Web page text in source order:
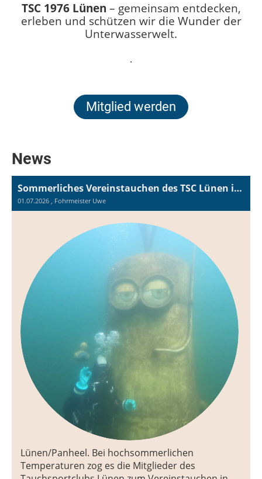
TSC 1976 Lünen – gemeinsam entdecken,
erleben und schützen wir die Wunder der
Unterwasserwelt.
.
Mitglied werden
News
Sommerliches Vereinstauchen des TSC Lünen in Panheel
01.07.2026 , Fohrmeister Uwe
Lünen/Panheel. Bei hochsommerlichen
Temperaturen zog es die Mitglieder des